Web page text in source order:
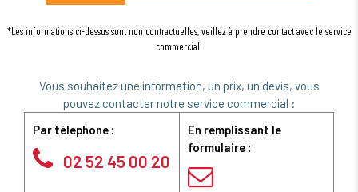
*Les informations ci-dessus sont non contractuelles, veillez à prendre contact avec le service
commercial.
Vous souhaitez une information, un prix, un devis, vous
pouvez contacter notre service commercial :
Par télephone :
02 52 45 00 20
En remplissant le
formulaire :